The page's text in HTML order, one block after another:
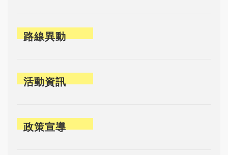
路線異動
活動資訊
政策宣導